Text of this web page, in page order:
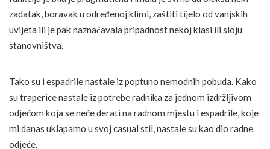
zadatak, boravak u određenoj klimi, zaštiti tijelo od vanjskih
uvijeta ili je pak naznačavala pripadnost nekoj klasi ili sloju
stanovništva.
Tako su i espadrile nastale iz poptuno nemodnih pobuda. Kako
su traperice nastale iz potrebe radnika za jednom izdržljivom
odjećom koja se neće derati na radnom mjestu i espadrile, koje
mi danas uklapamo u svoj casual stil, nastale su kao dio radne
odjeće.